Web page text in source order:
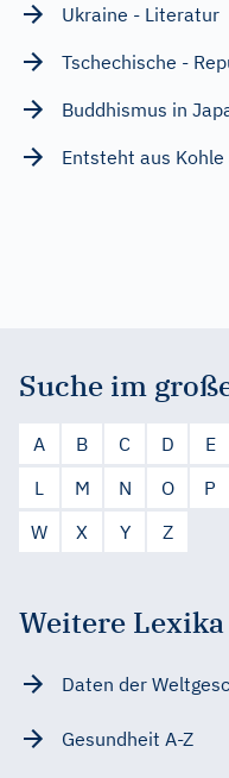
Ukraine - Literatur
Tschechische -
Buddhismus in
Entsteht aus
Suche im
A B C D E
L
M N O P
W
X Y Z
Weitere Lexika
Daten der
Gesundheit A-Z